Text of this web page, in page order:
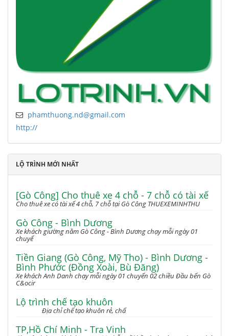
phamthuong.nd@gmail.com
http://
LỘ TRÌNH MỚI NHẤT
[Gò Công] Cho thuê xe 4 chỗ - 7 chỗ có tài xế
Cho thuê xe có tài xế 4 chỗ, 7 chỗ tại Gò Công THUEXEMINHTHU
Gò Công - Bình Dương
Xe khách giường nằm Gò Công - Bình Dương chạy mỗi ngày 01
chuyế
Tiền Giang (Gò Công, Mỹ Tho) - Bình Dương -
Bình Phước (Đồng Xoài, Bù Đăng)
Xe khách Anh Danh chạy mỗi ngày 01 chuyến 02 chiều Đầu bến Gò
C&ocir
Lộ trình chế tạo khuôn
Địa chỉ chế tạo khuôn rẻ, chấ
TP,Hồ Chí Minh - Tra Vinh